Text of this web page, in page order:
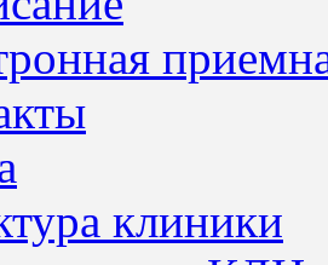
клиники